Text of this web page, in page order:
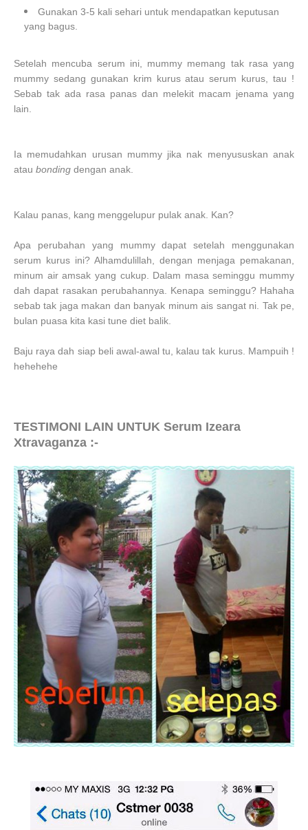
Gunakan 3-5 kali sehari untuk mendapatkan keputusan
yang bagus.
Setelah mencuba serum ini, mummy memang tak rasa yang
mummy sedang gunakan krim kurus atau serum kurus, tau !
Sebab tak ada rasa panas dan melekit macam jenama yang
lain.
Ia memudahkan urusan mummy jika nak menyususkan anak
atau bonding dengan anak.
Kalau panas, kang menggelupur pulak anak. Kan?
Apa perubahan yang mummy dapat setelah menggunakan
serum kurus ini? Alhamdulillah, dengan menjaga pemakanan,
minum air amsak yang cukup. Dalam masa seminggu mummy
dah dapat rasakan perubahannya. Kenapa seminggu? Hahaha
sebab tak jaga makan dan banyak minum ais sangat ni. Tak pe,
bulan puasa kita kasi tune diet balik.
Baju raya dah siap beli awal-awal tu, kalau tak kurus. Mampuih !
hehehehe
TESTIMONI LAIN UNTUK Serum Izeara
Xtravaganza :-